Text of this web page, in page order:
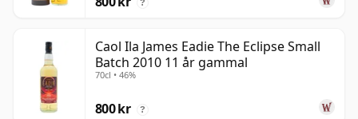
?
Caol Ila James Eadie The Eclipse Small
Batch 2010 11 år gammal
70cl • 46%
800 kr ?